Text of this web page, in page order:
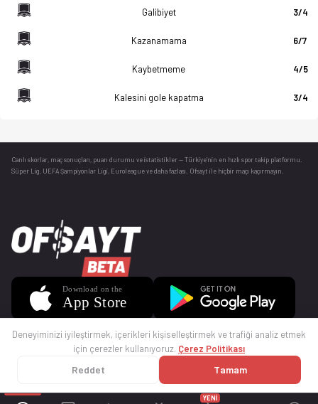
YENİ
Galibiyet 3/4
Kazanamama 6/7
Kaybetmeme 4/5
Kalesini gole kapatma 3/4
Canlı skorlar , maç sonuçları, puan durumu ve istatistikler — Türkiye’nin en hızlı spor takip platformu.
Süper Lig, UEFA Şampiyonlar Ligi, Euroleague ve daha fazlası. Ofsayt ile hiçbir maçı kaçırmayın.
© 2025 Ofsayt
Deneyiminizi iyileştirmek, içerikleri kişiselleştirmek ve trafiği analiz etmek
için çerezler kullanıyoruz. Çerez Politikası
Reddet Tamam